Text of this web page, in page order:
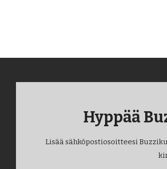
Hyppää
Lisää sähköpostiosoitteesi